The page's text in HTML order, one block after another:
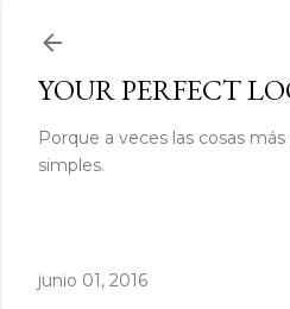
YOUR PERFECT
Porque a veces las cosas
simples.
junio 01, 2016